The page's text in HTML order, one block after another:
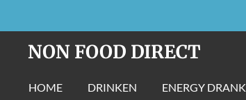
direct
naar
hoofdinhoud
NON FOOD DIRECT
HOME DRINKEN ENERGY DRANK